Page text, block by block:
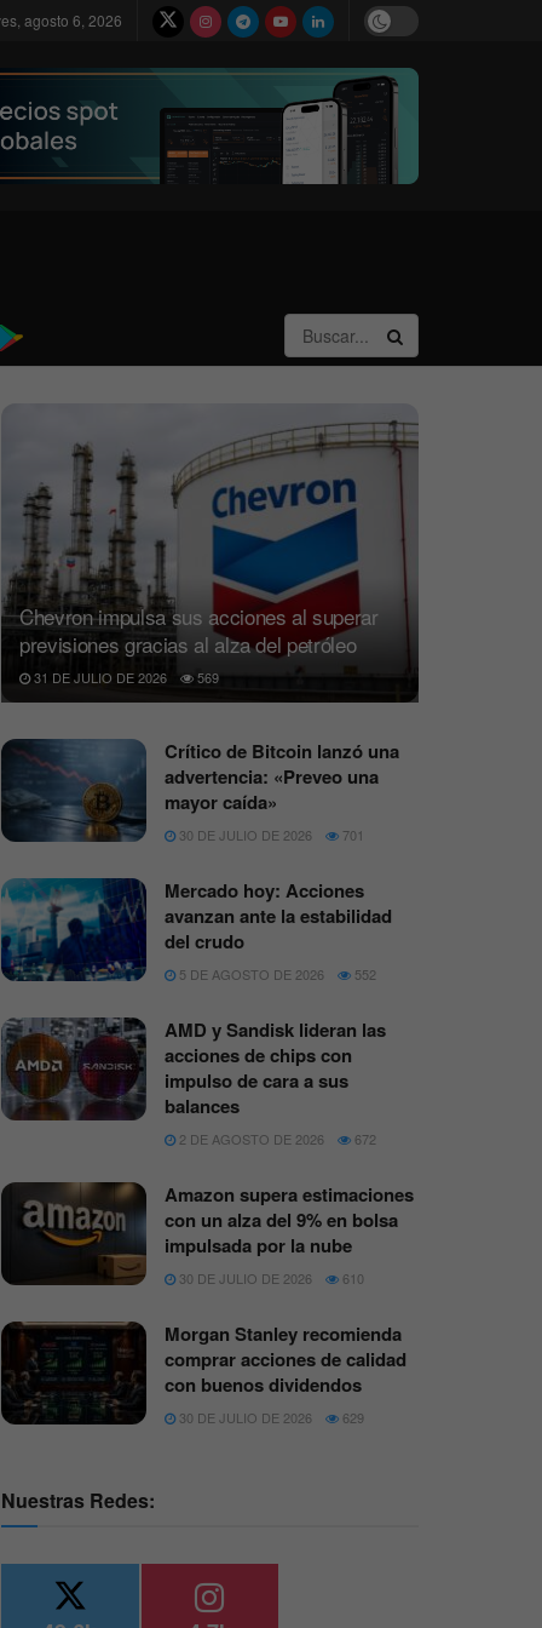
agosto 6, 2026
Chevron impulsa sus acciones al superar
previsiones gracias al alza del petróleo
31 DE JULIO DE 2026 569
Crítico de Bitcoin lanzó una
advertencia: «Preveo una
mayor caída»
30 DE JULIO DE 2026 701
Mercado hoy: Acciones
avanzan ante la estabilidad
del crudo
5 DE AGOSTO DE 2026 552
AMD y Sandisk lideran las
acciones de chips con
impulso de cara a sus
balances
2 DE AGOSTO DE 2026 672
Amazon supera estimaciones
con un alza del 9% en bolsa
impulsada por la nube
30 DE JULIO DE 2026 610
Morgan Stanley recomienda
comprar acciones de calidad
con buenos dividendos
30 DE JULIO DE 2026 629
Nuestras Redes: